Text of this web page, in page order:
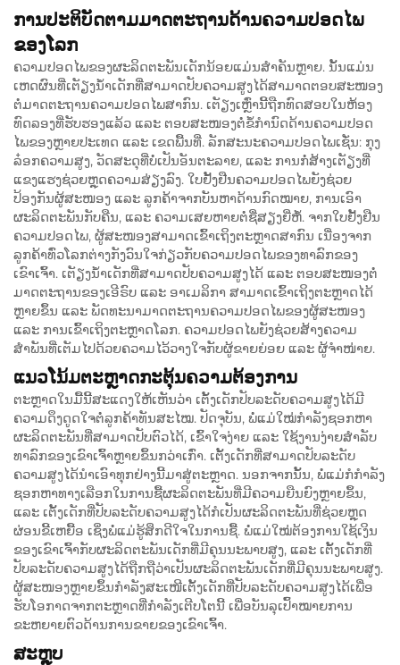
ການປະຕິບັດຕາມມາດຕະຖານດ້ານຄວາມປອດໄພ
ຂອງໂລກ
ຄວາມປອດໄພຂອງຜະລິດຕະພັນເດັກນ້ອຍແມ່ນສຳຄັນຫຼາຍ. ນັ້ນແມ່ນ
ເຫດຜົນທີ່ເຕັຽງນ້ຳເດັກທີ່ສາມາດປັບຄວາມສູງໄດ້ສາມາດຕອບສະໜອງ
ຕໍ່ມາດຕະຖານຄວາມປອດໄພສາກົນ. ເຕັຽງເຫຼົ່ານີ້ຖືກທົດສອບໃນຫ້ອງ
ທົດລອງທີ່ຮັບຮອງແລ້ວ ແລະ ຕອບສະໜອງຕໍ່ຂໍ້ກຳນົດດ້ານຄວາມປອດ
ໄພຂອງຫຼາຍປະເທດ ແລະ ເຂດພື້ນທີ່. ລັກສະນະຄວາມປອດໄພເຊັ່ນ: ກຸງ
ລ໋ອກຄວາມສູງ, ວັດສະດຸທີ່ບໍ່ເປັນອັນຕະລາຍ, ແລະ ການກໍ່ສ້າງເຕັຽງທີ່
ແຂງແຮງຊ່ວຍຫຼຸດຄວາມສ່ຽງລົງ. ໃບຢັ້ງຢືນຄວາມປອດໄພຍັງຊ່ວຍ
ປ້ອງກັນຜູ້ສະໜອງ ແລະ ລູກຄ້າຈາກບັນຫາດ້ານກົດໝາຍ, ການເອົາ
ຜະລິດຕະພັນກັບຄືນ, ແລະ ຄວາມເສຍຫາຍຕໍ່ຊື່ສຽງຍີ່ຫໍ້. ຈາກໃບຢັ້ງຢືນ
ຄວາມປອດໄພ, ຜູ້ສະໜອງສາມາດເຂົ້າເຖິງຕະຫຼາດສາກົນ ເນື່ອງຈາກ
ລູກຄ້າທົ່ວໂລກຕ່າງກັງວົນໃຈກ່ຽວກັບຄວາມປອດໄພຂອງທາລົກຂອງ
ເຂົາເຈົ້າ. ເຕັຽງນ້ຳເດັກທີ່ສາມາດປັບຄວາມສູງໄດ້ ແລະ ຕອບສະໜອງຕໍ່
ມາດຕະຖານຂອງເອີຣົບ ແລະ ອາເມລິກາ ສາມາດເຂົ້າເຖິງຕະຫຼາດໄດ້
ຫຼາຍຂຶ້ນ ແລະ ພັດທະນາມາດຕະຖານຄວາມປອດໄພຂອງຜູ້ສະໜອງ
ແລະ ການເຂົ້າເຖິງຕະຫຼາດໂລກ. ຄວາມປອດໄພຍັງຊ່ວຍສ້າງຄວາມ
ສຳພັນທີ່ເຕັມໄປດ້ວຍຄວາມໄວ້ວາງໃຈກັບຜູ້ຂາຍຍ່ອຍ ແລະ ຜູ້ຈຳໜ່າຍ.
ແນວໂນ້ມຕະຫຼາດກະຕຸ້ນຄວາມຕ້ອງການ
ຕະຫຼາດໃນມື້ນີ້ສະແດງໃຫ້ເຫັນວ່າ ເຕັ້ງເດັກປັບລະດັບຄວາມສູງໄດ້ມີ
ຄວາມດຶງດູດໃຈຕໍ່ລູກຄ້າທັນສະໄໝ. ປັດຈຸບັນ, ພໍ່ແມ່ໃໝ່ກໍາລັງຊອກຫາ
ຜະລິດຕະພັນທີ່ສາມາດປັບຕົວໄດ້, ເຂົ້າໃຈງ່າຍ ແລະ ໃຊ້ງານງ່າຍສໍາລັບ
ທາລົກຂອງເຂົາເຈົ້າຫຼາຍຂຶ້ນກວ່າເກົ່າ. ເຕັ້ງເດັກທີ່ສາມາດປັບລະດັບ
ຄວາມສູງໄດ້ນຳເອົາທຸກຢ່າງນີ້ມາສູ່ຕະຫຼາດ. ນອກຈາກນັ້ນ, ພໍ່ແມ່ກໍກໍາລັງ
ຊອກຫາທາງເລືອກໃນການຊື້ຜະລິດຕະພັນທີ່ມີຄວາມຍືນຍົງຫຼາຍຂຶ້ນ,
ແລະ ເຕັ້ງເດັກທີ່ປັບລະດັບຄວາມສູງໄດ້ກໍເປັນຜະລິດຕະພັນທີ່ຊ່ວຍຫຼຸດ
ຜ່ອນຂີ້ເຫຍື້ອ ເຊິ່ງພໍ່ແມ່ຮູ້ສຶກດີໃຈໃນການຊື້. ພໍ່ແມ່ໃໝ່ຕ້ອງການໃຊ້ເງິນ
ຂອງເຂົາເຈົ້າກັບຜະລິດຕະພັນເດັກທີ່ມີຄຸນນະພາບສູງ, ແລະ ເຕັ້ງເດັກທີ່
ປັບລະດັບຄວາມສູງໄດ້ຖືກຖືວ່າເປັນຜະລິດຕະພັນເດັກທີ່ມີຄຸນນະພາບສູງ.
ຜູ້ສະໜອງຫຼາຍຂຶ້ນກໍາລັງສະເໜີເຕັ້ງເດັກທີ່ປັບລະດັບຄວາມສູງໄດ້ເພື່ອ
ຮັບໂອກາດຈາກຕະຫຼາດທີ່ກໍາລັງເຕີບໂຕນີ້ ເພື່ອບັນລຸເປົ້າໝາຍການ
ຂະຫຍາຍຕົວດ້ານການຂາຍຂອງເຂົາເຈົ້າ.
ສະຫຼຸບ